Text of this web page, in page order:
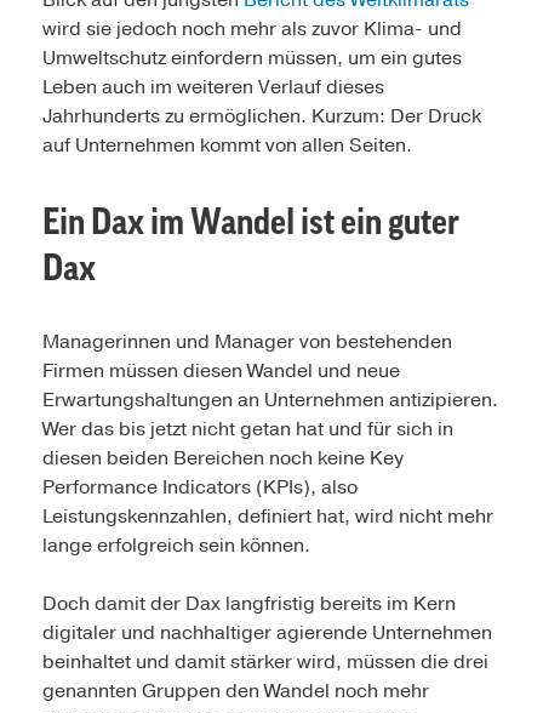
wird sie jedoch noch mehr als zuvor Klima- und
Umweltschutz einfordern müssen, um ein gutes
Leben auch im weiteren Verlauf dieses
Jahrhunderts zu ermöglichen. Kurzum: Der Druck
auf Unternehmen kommt von allen Seiten.
Ein Dax im Wandel ist ein guter
Dax
Managerinnen und Manager von bestehenden
Firmen müssen diesen Wandel und neue
Erwartungshaltungen an Unternehmen antizipieren.
Wer das bis jetzt nicht getan hat und für sich in
diesen beiden Bereichen noch keine Key
Performance Indicators (KPIs), also
Leistungskennzahlen, definiert hat, wird nicht mehr
lange erfolgreich sein können.
Doch damit der Dax langfristig bereits im Kern
digitaler und nachhaltiger agierende Unternehmen
beinhaltet und damit stärker wird, müssen die drei
genannten Gruppen den Wandel noch mehr